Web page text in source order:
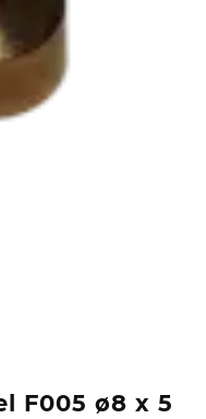
F005 ø8 x 5